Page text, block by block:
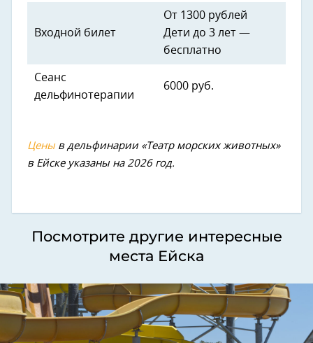
Входной билет
От 1300 рублей
Дети до 3 лет —
бесплатно
Сеанс
дельфинотерапии
6000 руб.
Ценыв дельфинарии «Театр морских животных»
в Ейске указаны на 2026 год.
Посмотрите другие интересные
места Ейска